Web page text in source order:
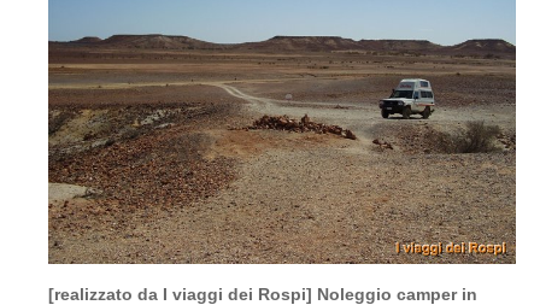
[realizzato da I viaggi dei Rospi] Noleggio camper in